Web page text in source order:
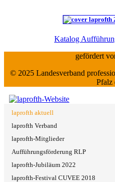
Katalog
gefördert
© 2025 Landesverband
Pfalz
laprofth aktuell
laprofth Verband
laprofth-Mitglieder
Aufführungsförderung RLP
laprofth-Jubiläum 2022
laprofth-Festival CUVEE 2018